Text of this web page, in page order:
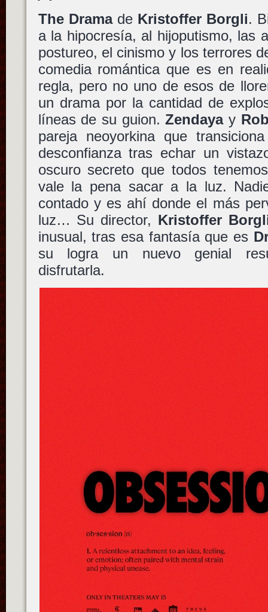
The Dramade Kristoffer Borgli.
a la hipocresía, al hijoputismo, las
postureo, el cinismo y los terrores
comedia romántica que es en
regla, pero no uno de esos de
un drama por la cantidad de
líneas de su guion.Zendayay
pareja neoyorkina que
desconfianza tras echar un
oscuro secreto que todos
vale la pena sacar a la luz.
contado y es ahí donde el más
luz… Su director, Kristoffer
inusual, tras esa fantasía que es
su logra un nuevo genial
disfrutarla.